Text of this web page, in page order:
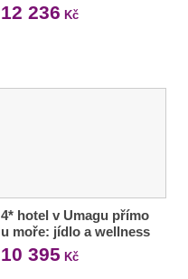
12 236 Kč
4* hotel v Umagu přímo
u moře: jídlo a wellness
10 395 Kč